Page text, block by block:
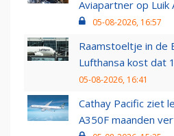
Aviapartner op Luik
05-08-2026, 16:57
Raamstoeltje in de
Lufthansa kost dat
05-08-2026, 16:41
Cathay Pacific ziet
A350F maanden